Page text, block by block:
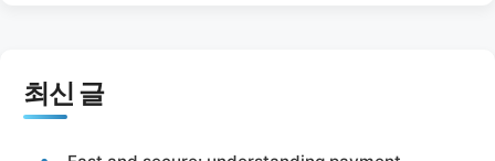
최신 글